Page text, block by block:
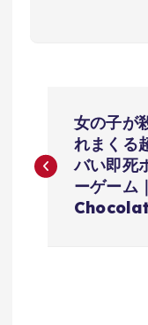
稿
女の子が
れまくる
バい即死
ーゲーム｜